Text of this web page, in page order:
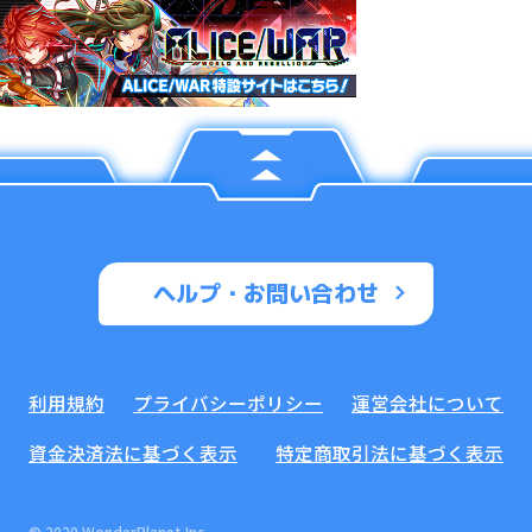
ヘルプ・お問い合わせ
利用規約 プライバシーポリシー
運営会社について
資金決済法に基づく表示
特定商取引法に基づく表示